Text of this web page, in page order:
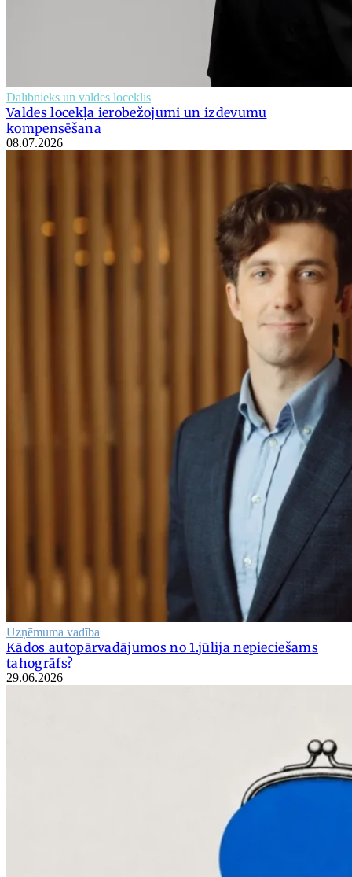
Dalībnieks un valdes loceklis
Valdes locekļa ierobežojumi un izdevumu
kompensēšana
08.07.2026
Uzņēmuma vadība
Kādos autopārvadājumos no 1.jūlija nepieciešams
tahogrāfs?
29.06.2026